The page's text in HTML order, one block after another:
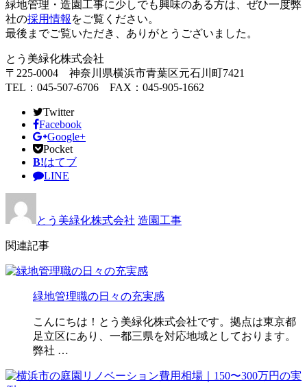
緑地管理・造園工事に少しでも興味のある方は、ぜひ一度弊
社の採用情報 をご覧ください。
最後までご覧いただき、ありがとうございました。
とう美緑化株式会社
〒225-0004 神奈川県横浜市青葉区元石川町7421
TEL：045-507-6706 FAX：045-905-1662
Twitter
Facebook
Google+
Pocket
B!はてブ
LINE
とう美緑化株式会社 造園工事
関連記事
緑地管理職の日々の充実感
こんにちは！とう美緑化株式会社です。拠点は東京都
足立区にあり、一都三県を対応地域としております。
弊社 …